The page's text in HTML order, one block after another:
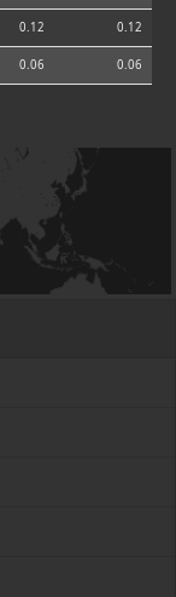
0.12 0.12
0.06 0.06